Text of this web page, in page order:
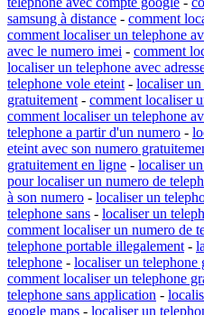
samsung à distance - comment
comment localiser un telephone
avec le numero imei - comment
localiser un telephone avec
telephone vole eteint - localiser un
gratuitement - comment localiser
comment localiser un telephone
telephone a partir d'un numero -
eteint avec son numero
gratuitement en ligne - localiser
pour localiser un numero de
à son numero - localiser un
telephone sans - localiser un
comment localiser un numero de
telephone portable illegalement -
telephone - localiser un telephone
comment localiser un telephone
telephone sans application -
google maps - localiser un